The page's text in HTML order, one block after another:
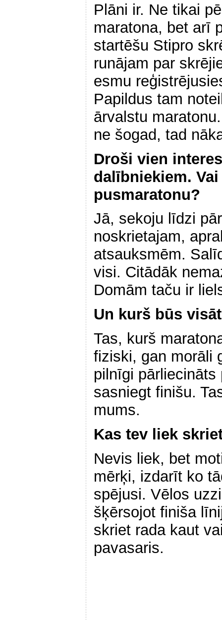
Plāni ir. Ne tikai
maratona, bet arī
startēšu Stipro
runājam par
esmu
Papildus tam
ārvalstu
ne šogad, tad
Droši vien
dalībniekiem.
pusmaratonu?
Jā, sekoju līdzi
noskrietajam,
atsauksmēm.
visi. Citādāk
Domām taču ir
Un kurš būs
Tas, kurš
fiziski, gan morāli
pilnīgi
sasniegt finišu.
mums.
Kas tev liek
Nevis liek, bet
mērķi, izdarīt ko
spējusi. Vēlos
šķērsojot finiša
skriet rada kaut
pavasaris.